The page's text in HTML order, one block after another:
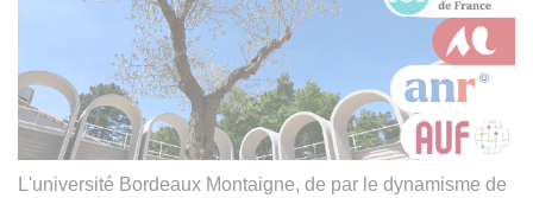
L'université Bordeaux Montaigne, de par le dynamisme de